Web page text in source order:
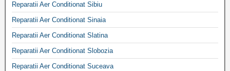
Reparatii Aer Conditionat Sibiu
Reparatii Aer Conditionat Sinaia
Reparatii Aer Conditionat Slatina
Reparatii Aer Conditionat Slobozia
Reparatii Aer Conditionat Suceava